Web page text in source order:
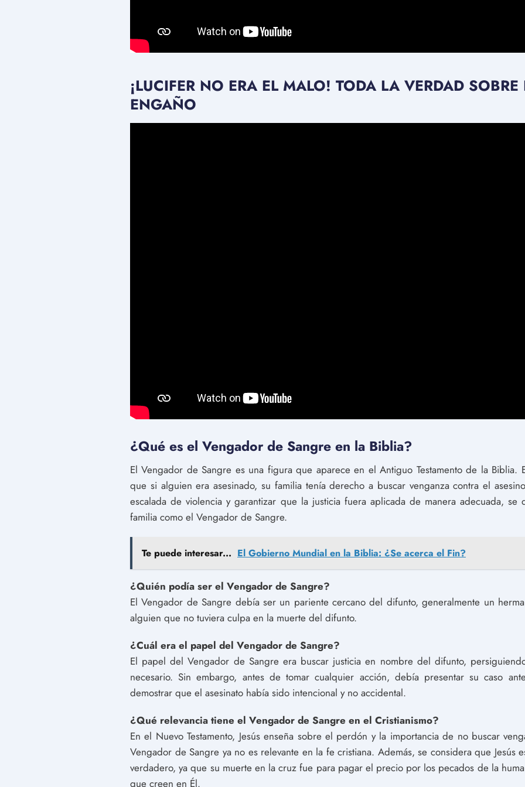
¡LUCIFER NO ERA EL MALO! TODA LA VERDAD SOBRE
ENGAÑO
¿Qué es el Vengador de Sangre en la Biblia?
El Vengador de Sangre es una figura que aparece en el Antiguo Testamento de la Biblia.
que si alguien era asesinado, su familia tenía derecho a buscar venganza contra el
escalada de violencia y garantizar que la justicia fuera aplicada de manera adecuada,
familia como el Vengador de Sangre.
Te puede interesar... El Gobierno Mundial en la Biblia: ¿Se acerca el Fin?
¿Quién podía ser el Vengador de Sangre?
El Vengador de Sangre debía ser un pariente cercano del difunto, generalmente un
alguien que no tuviera culpa en la muerte del difunto.
¿Cuál era el papel del Vengador de Sangre?
El papel del Vengador de Sangre era buscar justicia en nombre del difunto,
necesario. Sin embargo, antes de tomar cualquier acción, debía presentar su caso
demostrar que el asesinato había sido intencional y no accidental.
¿Qué relevancia tiene el Vengador de Sangre en el Cristianismo?
En el Nuevo Testamento, Jesús enseña sobre el perdón y la importancia de no buscar
Vengador de Sangre ya no es relevante en la fe cristiana. Además, se considera que Jesús
verdadero, ya que su muerte en la cruz fue para pagar el precio por los pecados de la
que creen en Él.